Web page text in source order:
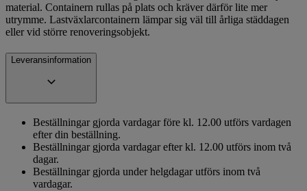
material. Containern rullas på plats och kräver därför lite mer
utrymme. Lastväxlarcontainern lämpar sig väl till årliga städdagen
eller vid större renoveringsobjekt.
Leveransinformation
Beställningar gjorda vardagar före kl. 12.00 utförs vardagen
efter din beställning.
Beställningar gjorda vardagar efter kl. 12.00 utförs inom två
dagar.
Beställningar gjorda under helgdagar utförs inom två
vardagar.